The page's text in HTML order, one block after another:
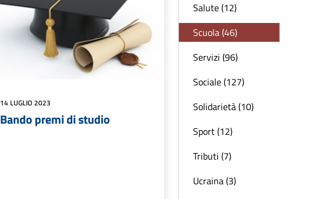
14 LUGLIO 2023
Bando premi di studio
Salute (12)
Scuola (46)
Servizi (96)
Sociale (127)
Solidarietà (10)
Sport (12)
Tributi (7)
Ucraina (3)